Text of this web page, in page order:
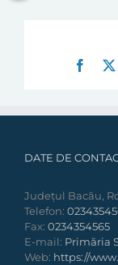
DATE DE
Județul Bacău,
Telefon:
Fax: 0234354565
E-mail: Primăria
Web: https://